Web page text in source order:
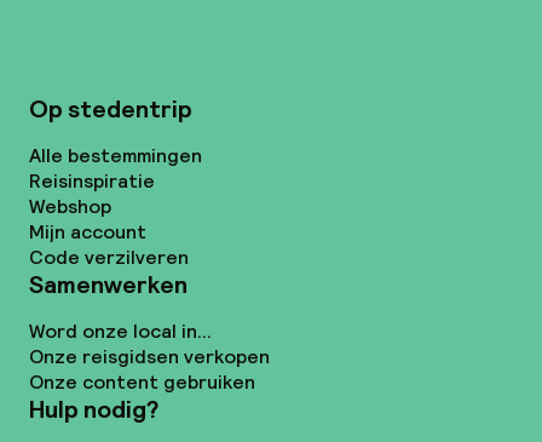
Op stedentrip
Alle bestemmingen
Reisinspiratie
Webshop
Mijn account
Code verzilveren
Samenwerken
Word onze local in...
Onze reisgidsen verkopen
Onze content gebruiken
Hulp nodig?